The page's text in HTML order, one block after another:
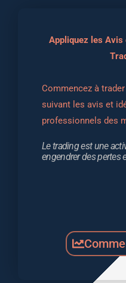
Appliquez les Avis
Commencez à
suivant les avis et
professionnels des
Le trading est une
engendrer des pertes